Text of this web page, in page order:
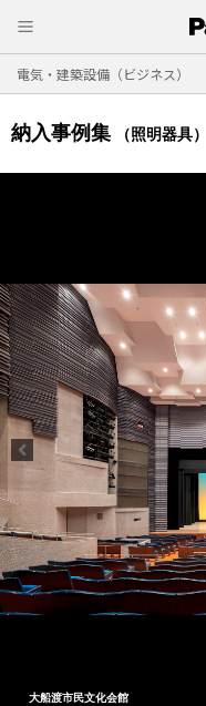
電気・建築設備（ビジネス）
納入事例集 （照明器具）
大船渡市民文化会館